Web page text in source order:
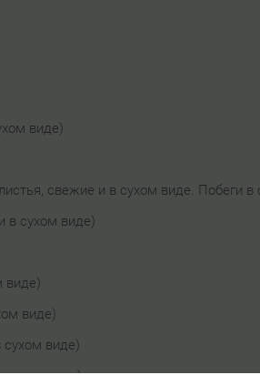
виде)
свежие и в сухом виде. Побеги в
в сухом виде)
виде)
виде)
виде)
сухом виде)